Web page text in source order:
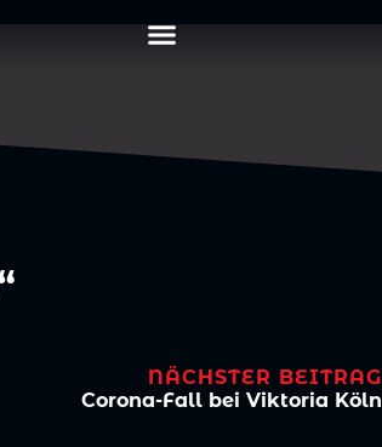
NÄCHSTER BEITRAG
Corona-Fall bei Viktoria Köln